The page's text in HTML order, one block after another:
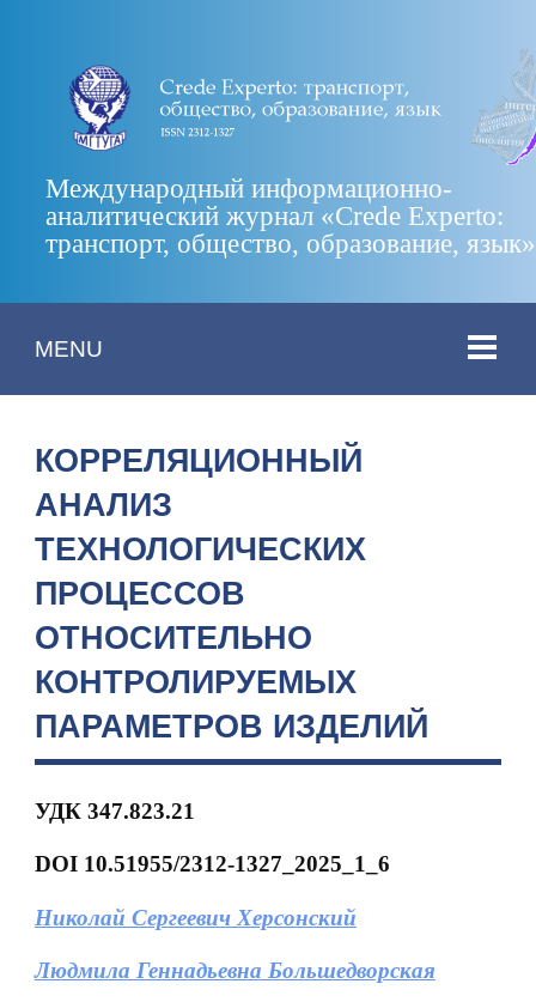
Международный информационно-
аналитический журнал «Crede Experto:
транспорт, общество, образование, язык»
MENU
КОРРЕЛЯЦИОННЫЙ
АНАЛИЗ
ТЕХНОЛОГИЧЕСКИХ
ПРОЦЕССОВ
ОТНОСИТЕЛЬНО
КОНТРОЛИРУЕМЫХ
ПАРАМЕТРОВ ИЗДЕЛИЙ
УДК 347.823.21
DOI 10.51955/2312-1327_2025_1_6
Николай Сергеевич Херсонский
Людмила Геннадьевна Большедворская